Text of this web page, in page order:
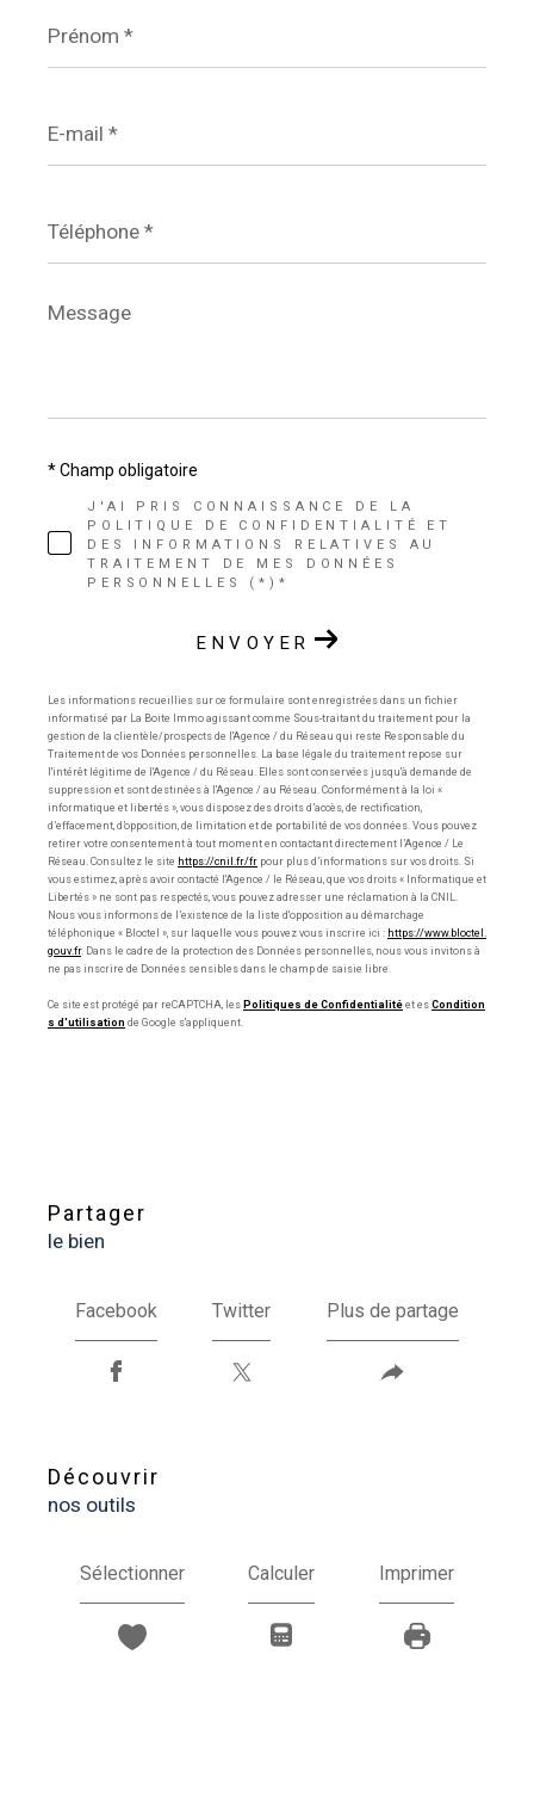
*
mail
*
*
Message
*
J'AI PRIS CONNAISSANCE DE LA
POLITIQUE DE CONFIDENTIALITÉ ET
DES INFORMATIONS RELATIVES AU
TRAITEMENT DE MES DONNÉES
PERSONNELLES (*)*
* Champ obligatoire
ENVOYER
Les informations recueillies sur ce formulaire sont enregistrées dans un fichier
informatisé par La Boite Immo agissant comme Sous-traitant du traitement pour la
gestion de la clientèle/prospects de l'Agence / du Réseau qui reste Responsable du
Traitement de vos Données personnelles. La base légale du traitement repose sur
l'intérêt légitime de l'Agence / du Réseau. Elles sont conservées jusqu'à demande de
suppression et sont destinées à l'Agence / au Réseau. Conformément à la loi «
informatique et libertés », vous disposez des droits d’accès, de rectification,
d’effacement, d’opposition, de limitation et de portabilité de vos données. Vous pouvez
retirer votre consentement à tout moment en contactant directement l’Agence / Le
Réseau. Consultez le site https://cnil.fr/fr pour plus d’informations sur vos droits. Si
vous estimez, après avoir contacté l'Agence / le Réseau, que vos droits « Informatique et
Libertés » ne sont pas respectés, vous pouvez adresser une réclamation à la CNIL.
Nous vous informons de l’existence de la liste d'opposition au démarchage
téléphonique « Bloctel », sur laquelle vous pouvez vous inscrire ici : https://www.bloctel.
gouv.fr. Dans le cadre de la protection des Données personnelles, nous vous invitons à
ne pas inscrire de Données sensibles dans le champ de saisie libre.
Ce site est protégé par reCAPTCHA, les Politiques de Confidentialité et es Condition
s d'utilisation de Google s'appliquent.
partager
le bien
Facebook Twitter Plus de partage
découvrir
nos outils
Sélectionner Calculer Imprimer